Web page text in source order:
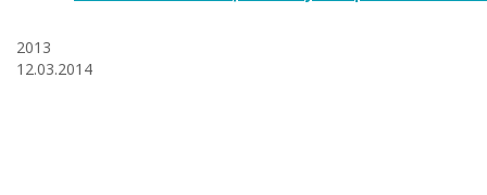
2013
12.03.2014